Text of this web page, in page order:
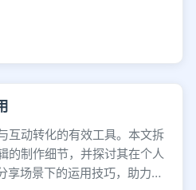
互动转化的有效工具。本文拆
的制作细节，并探讨其在个人
享场景下的运用技巧，助力创